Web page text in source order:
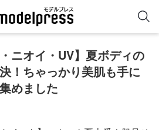
ニオイ・UV】夏ボディの
！ちゃっかり美肌も手に
めました